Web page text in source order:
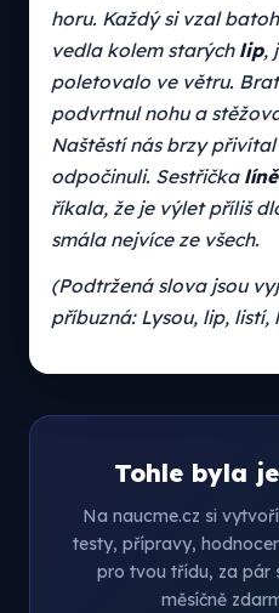
horu. Každý si vzal
vedla kolem starých lip,
poletovalo ve větru.
podvrtnul nohu a
Naštěstí nás brzy
odpočinuli. Sestřička líně
říkala, že je výlet příliš
smála nejvíce ze všech.
(Podtržená slova jsou
příbuzná: Lysou, lip, listí,
Tohle byla
Na naucme.cz si
testy, přípravy,
pro tvou třídu, za pár
měsíčně